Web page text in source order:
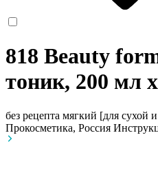
818 Beauty
тоник, 200 мл
без рецепта мягкий [для сухой
Прокосметика, Россия